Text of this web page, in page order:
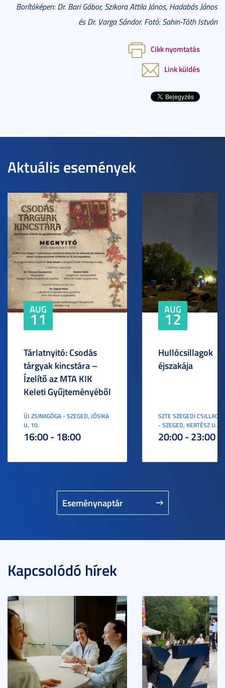
Borítóképen: Dr. Bari Gábor, Szikora Attila János, Hadabás János
és Dr. Varga Sándor. Fotó: Sahin-Tóth István
Cikk nyomtatás
Link küldés
Aktuális események
Eseménynaptár
AUG
11
Tárlatnyitó: Csodás
tárgyak kincstára –
Ízelítő az MTA KIK
Keleti Gyűjteményéből
ÚJ ZSINAGÓGA - SZEGED, JÓSIKA
U. 10.
16:00 - 18:00
AUG
12
Hullócsillagok
éjszakája
SZTE SZEGEDI
- SZEGED, KERTÉSZ U. 3.
20:00 - 23:00
Kapcsolódó hírek